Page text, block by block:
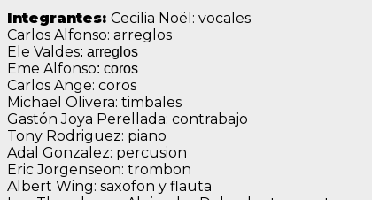
Integrantes: Cecilia Noël: vocales
Carlos Alfonso: arreglos
Ele Valdes: arreglos
Eme Alfonso: coros
Carlos Ange: coros
Michael Olivera: timbales
Gastón Joya Perellada: contrabajo
Tony Rodriguez: piano
Adal Gonzalez: percusion
Eric Jorgenseon: trombon
Albert Wing: saxofon y flauta